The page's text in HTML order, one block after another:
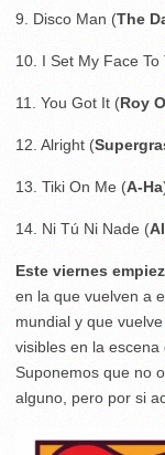
9. Disco Man (The
10. I Set My Face
11. You Got It (Roy
12. Alright (
13. Tiki On Me (A-Ha
14. Ni Tú Ni Nade (
Este viernes
en la que vuelven a
mundial y que
visibles en la
Suponemos que no
alguno, pero por si